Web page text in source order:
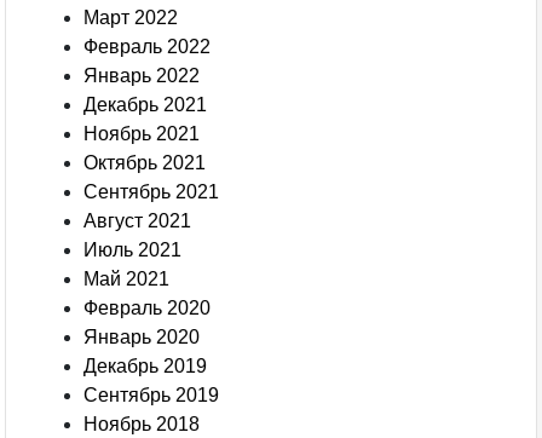
Март 2022
Февраль 2022
Январь 2022
Декабрь 2021
Ноябрь 2021
Октябрь 2021
Сентябрь 2021
Август 2021
Июль 2021
Май 2021
Февраль 2020
Январь 2020
Декабрь 2019
Сентябрь 2019
Ноябрь 2018